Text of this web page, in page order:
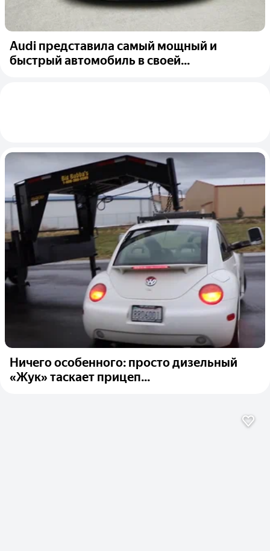
Audi представила самый мощный и
быстрый автомобиль в своей...
Ничего особенного: просто дизельный
«Жук» таскает прицеп...